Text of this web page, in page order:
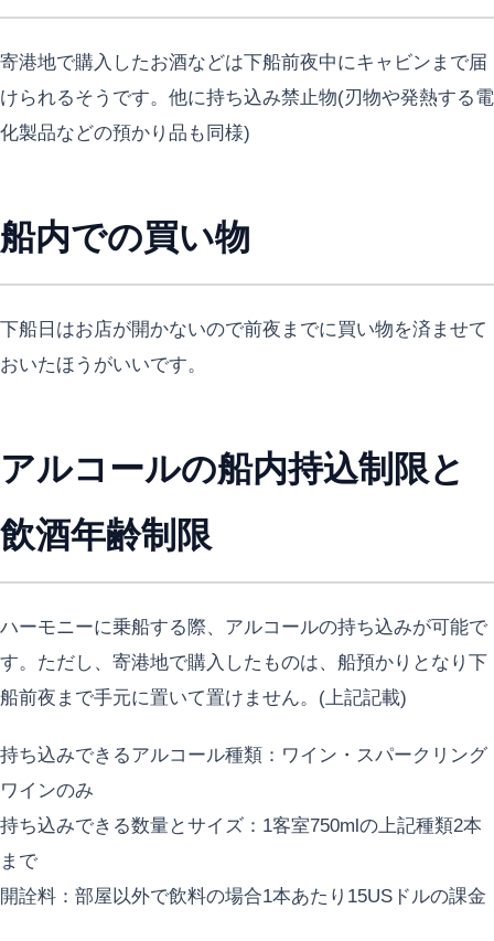
寄港地で購入したお酒などは下船前夜中にキャビンまで届
けられるそうです。他に持ち込み禁止物(刃物や発熱する電
化製品などの預かり品も同様)
船内での買い物
下船日はお店が開かないので前夜までに買い物を済ませて
おいたほうがいいです。
アルコールの船内持込制限と
飲酒年齢制限
ハーモニーに乗船する際、アルコールの持ち込みが可能で
す。ただし、寄港地で購入したものは、船預かりとなり下
船前夜まで手元に置いて置けません。(上記記載)
持ち込みできるアルコール種類：ワイン・スパークリング
ワインのみ
持ち込みできる数量とサイズ：1客室750mlの上記種類2本
まで
開詮料：部屋以外で飲料の場合1本あたり15USドルの課金